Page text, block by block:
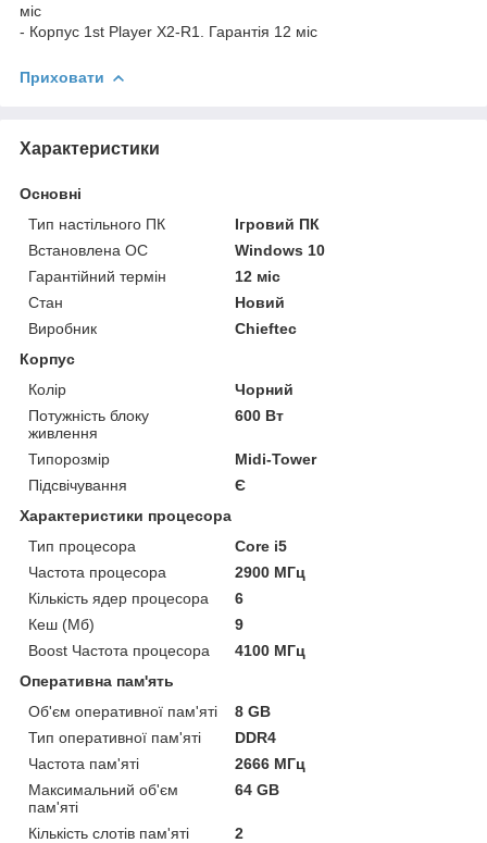
міс
- Корпус 1st Player X2-R1. Гарантія 12 міс
Приховати
Характеристики
Основні
Тип настільного ПК
Ігровий ПК
Встановлена ОС
Windows 10
Гарантійний термін
12 міс
Стан
Новий
Виробник
Chieftec
Корпус
Колір
Чорний
Потужність блоку
живлення
600 Вт
Типорозмір
Midi-Tower
Підсвічування
Є
Характеристики процесора
Тип процесора
Core i5
Частота процесора
2900 МГц
Кількість ядер процесора
6
Кеш (Мб)
9
Boost Частота процесора
4100 МГц
Оперативна пам'ять
Об'єм оперативної пам'яті
8 GB
Тип оперативної пам'яті
DDR4
Частота пам'яті
2666 МГц
Максимальний об'єм
пам'яті
64 GB
Кількість слотів пам'яті 2